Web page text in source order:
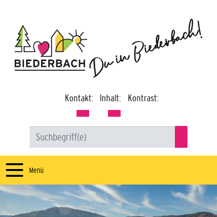
Kontakt: Inhalt: Kontrast:
Menü